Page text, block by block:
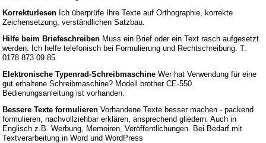
Korrekturlesen Ich überprüfe Ihre Texte auf Orthographie, korrekte
Zeichensetzung, verständlichen Satzbau.
Hilfe beim Briefeschreiben Muss ein Brief oder ein Text rasch aufgesetzt
werden: Ich helfe telefonisch bei Formulierung und Rechtschreibung. T.
0178 873 09 85
Elektronische Typenrad-Schreibmaschine Wer hat Verwendung für eine
gut erhaltene Schreibmaschine? Modell brother CE-550.
Bedienungsanleitung ist vorhanden.
Bessere Texte formulieren Vorhandene Texte besser machen - packend
formulieren, nachvollziehbar erklären, ansprechend gliedern. Auch in
Englisch z.B. Werbung, Memoiren, Veröffentlichungen. Bei Bedarf mit
Textverarbeitung in Word und WordPress